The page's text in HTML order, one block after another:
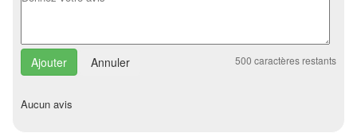
Annuler 500 caractères restants
Aucun avis